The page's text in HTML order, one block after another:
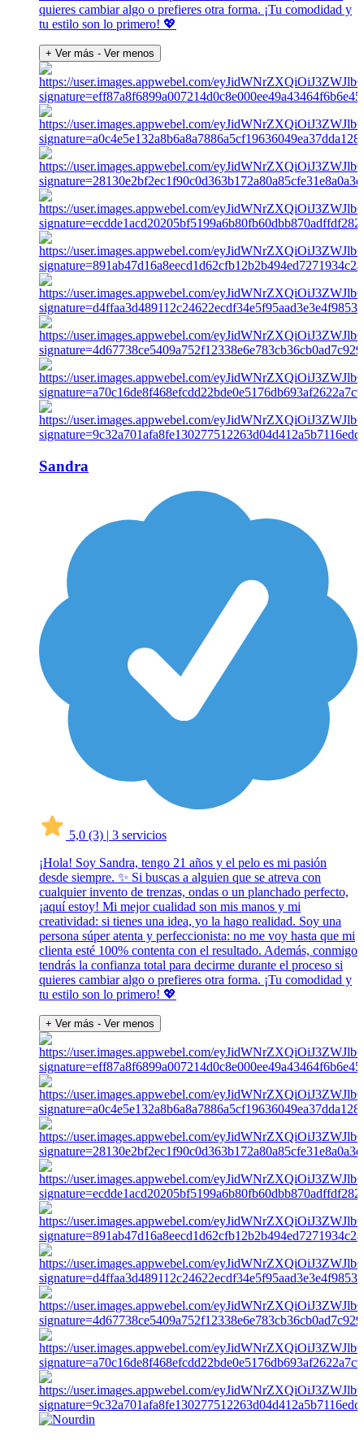
quieres cambiar algo o prefieres otra forma. ¡Tu comodidad y
tu estilo son lo primero! 💖
+ Ver más - Ver menos
Sandra
5,0 (3) | 3 servicios
¡Hola! Soy Sandra, tengo 21 años y el pelo es mi pasión
desde siempre. ✨ Si buscas a alguien que se atreva con
cualquier invento de trenzas, ondas o un planchado perfecto,
¡aquí estoy! Mi mejor cualidad son mis manos y mi
creatividad: si tienes una idea, yo la hago realidad. Soy una
persona súper atenta y perfeccionista: no me voy hasta que mi
clienta esté 100% contenta con el resultado. Además, conmigo
tendrás la confianza total para decirme durante el proceso si
quieres cambiar algo o prefieres otra forma. ¡Tu comodidad y
tu estilo son lo primero! 💖
+ Ver más - Ver menos